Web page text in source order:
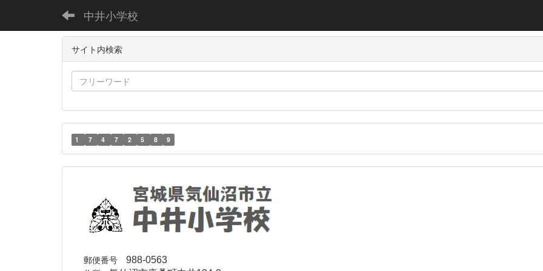
中井小学校
サイト内検索
1 7 4 7 2 5 8 9
郵便番号 988-0563